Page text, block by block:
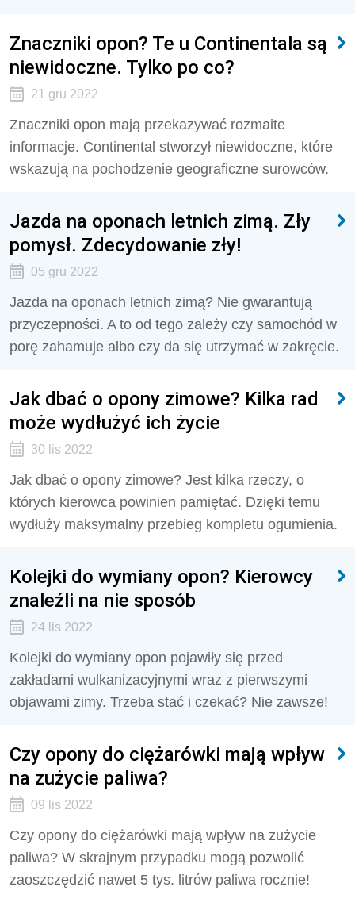
Znaczniki opon? Te u Continentala są
niewidoczne. Tylko po co?
21 gru 2022
Znaczniki opon mają przekazywać rozmaite
informacje. Continental stworzył niewidoczne, które
wskazują na pochodzenie geograficzne surowców.
Jazda na oponach letnich zimą. Zły
pomysł. Zdecydowanie zły!
05 gru 2022
Jazda na oponach letnich zimą? Nie gwarantują
przyczepności. A to od tego zależy czy samochód w
porę zahamuje albo czy da się utrzymać w zakręcie.
Jak dbać o opony zimowe? Kilka rad
może wydłużyć ich życie
30 lis 2022
Jak dbać o opony zimowe? Jest kilka rzeczy, o
których kierowca powinien pamiętać. Dzięki temu
wydłuży maksymalny przebieg kompletu ogumienia.
Kolejki do wymiany opon? Kierowcy
znaleźli na nie sposób
24 lis 2022
Kolejki do wymiany opon pojawiły się przed
zakładami wulkanizacyjnymi wraz z pierwszymi
objawami zimy. Trzeba stać i czekać? Nie zawsze!
Czy opony do ciężarówki mają wpływ
na zużycie paliwa?
09 lis 2022
Czy opony do ciężarówki mają wpływ na zużycie
paliwa? W skrajnym przypadku mogą pozwolić
zaoszczędzić nawet 5 tys. litrów paliwa rocznie!